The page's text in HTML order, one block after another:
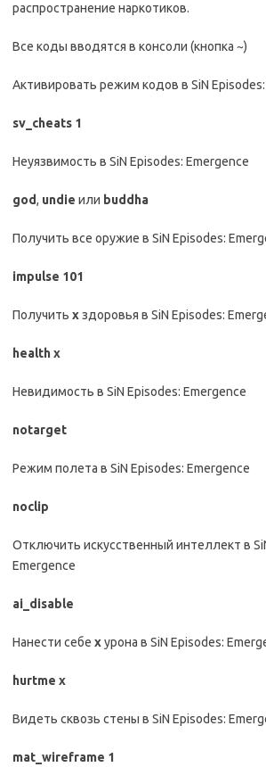
распространение наркотиков.
Все коды вводятся в консоли (кнопка ~)
Активировать режим кодов в SiN
sv_cheats 1
Неуязвимость в SiN Episodes: Emergence
god, undie или buddha
Получить все оружие в SiN Episodes:
impulse 101
Получить хздоровья в SiN Episodes:
health х
Невидимость в SiN Episodes: Emergence
notarget
Режим полета в SiN Episodes: Emergence
noclip
Отключить искусственный интеллект в
Emergence
ai_disable
Нанести себе хурона в SiN Episodes:
hurtme х
Видеть сквозь стены в SiN Episodes:
mat_wireframe 1